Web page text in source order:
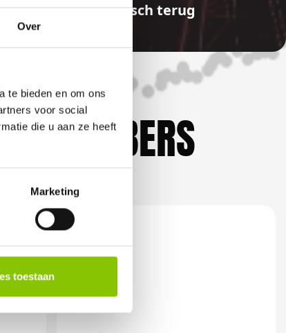
Over
te bieden en om ons
voor social
die u aan ze heeft
Marketing
toestaan
automatisch terug